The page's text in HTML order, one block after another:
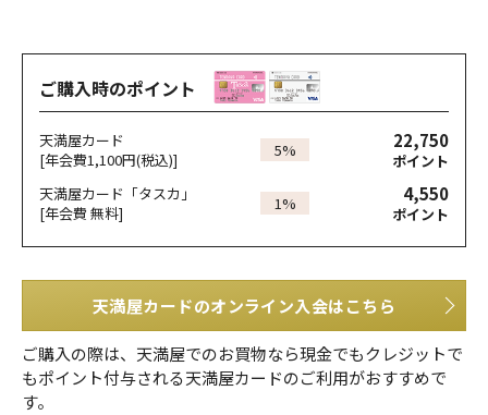
ご購入時のポイント
天満屋カード
[年会費1,100円(税込)]
5% 22,750
ポイント
天満屋カード「タスカ」
[年会費 無料]
1% 4,550
ポイント
天満屋カードのオンライン入会はこちら
ご購入の際は、天満屋でのお買物なら現金でもクレジットで
もポイント付与される天満屋カードのご利用がおすすめで
す。